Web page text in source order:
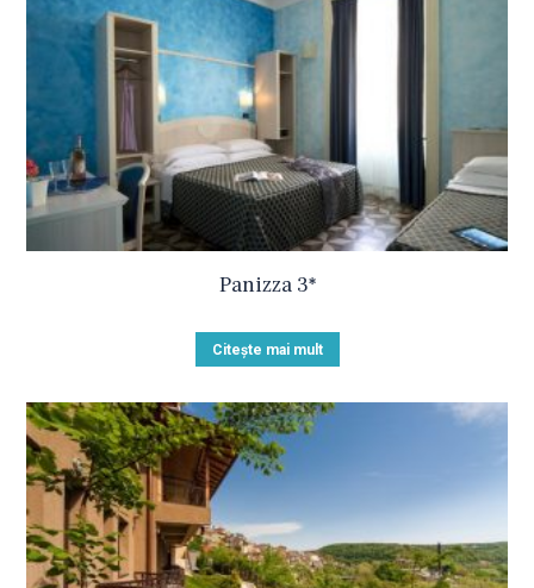
Panizza 3*
Citește mai mult